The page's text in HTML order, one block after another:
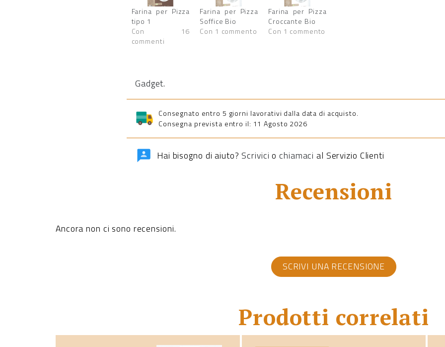
Farina per Pizza
tipo 1
Con 16
commenti
Farina per Pizza
Soffice Bio
Con 1 commento
Farina per Pizza
Croccante Bio
Con 1 commento
Gadget.
Consegnato entro 5 giorni lavorativi dalla data di acquisto.
Consegna prevista entro il: 11 Agosto 2026
Hai bisogno di aiuto? Scrivici ochiamaci al Servizio Clienti
Recensioni
Ancora non ci sono recensioni.
SCRIVI UNA RECENSIONE
Prodotti correlati